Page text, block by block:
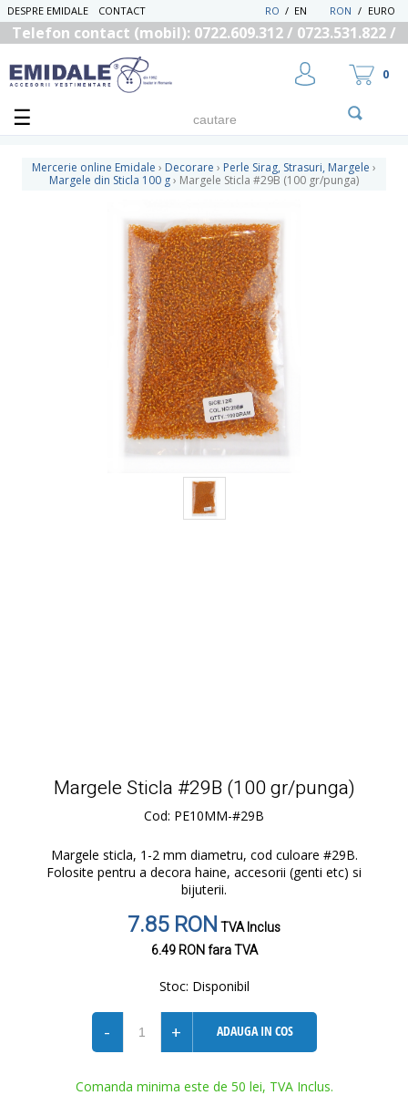
DESPRE EMIDALE CONTACT RON / EURO
EN
/
RO
Telefon contact (mobil): 0722.609.312 / 0723.531.822 /
UTILIZATOR NOU
RECUPEREAZA PAROLA
0
Mercerie online Emidale › Decorare › Perle Sirag, Strasuri, Margele ›
Margele din Sticla 100 g› Margele Sticla #29B (100 gr/punga)
Margele Sticla #29B (100 gr/punga)
Cod: PE10MM-#29B
Margele sticla, 1-2 mm diametru, cod culoare #29B.
Folosite pentru a decora haine, accesorii (genti etc) si
bijuterii.
7.85 RONTVA Inclus
6.49 RONfara TVA
Stoc: Disponibil
- + ADAUGA IN COS
Comanda minima este de 50 lei, TVA Inclus.